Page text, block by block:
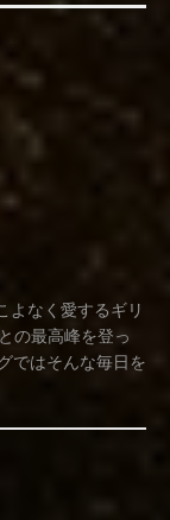
よなく愛するギリ
の最高峰を登っ
ではそんな毎日を